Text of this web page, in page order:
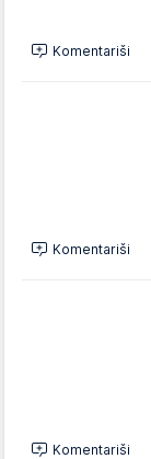
Komentariši
Komentariši
Komentariši